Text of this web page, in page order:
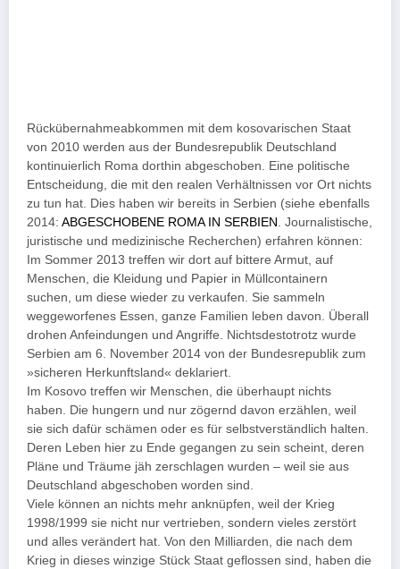
Rückübernahmeabkommen mit dem kosovarischen Staat
von 2010 werden aus der Bundesrepublik Deutschland
kontinuierlich Roma dorthin abgeschoben. Eine politische
Entscheidung, die mit den realen Verhältnissen vor Ort nichts
zu tun hat. Dies haben wir bereits in Serbien (siehe ebenfalls
2014: ABGESCHOBENE ROMA IN SERBIEN . Journalistische,
juristische und medizinische Recherchen) erfahren können:
Im Sommer 2013 treffen wir dort auf bittere Armut, auf
Menschen, die Kleidung und Papier in Müllcontainern
suchen, um diese wieder zu verkaufen. Sie sammeln
weggeworfenes Essen, ganze Familien leben davon. Überall
drohen Anfeindungen und Angriffe. Nichtsdestotrotz wurde
Serbien am 6. November 2014 von der Bundesrepublik zum
»sicheren Herkunftsland« deklariert.
Im Kosovo treffen wir Menschen, die überhaupt nichts
haben. Die hungern und nur zögernd davon erzählen, weil
sie sich dafür schämen oder es für selbstverständlich halten.
Deren Leben hier zu Ende gegangen zu sein scheint, deren
Pläne und Träume jäh zerschlagen wurden – weil sie aus
Deutschland abgeschoben worden sind.
Viele können an nichts mehr anknüpfen, weil der Krieg
1998/1999 sie nicht nur vertrieben, sondern vieles zerstört
und alles verändert hat. Von den Milliarden, die nach dem
Krieg in dieses winzige Stück Staat geflossen sind, haben die